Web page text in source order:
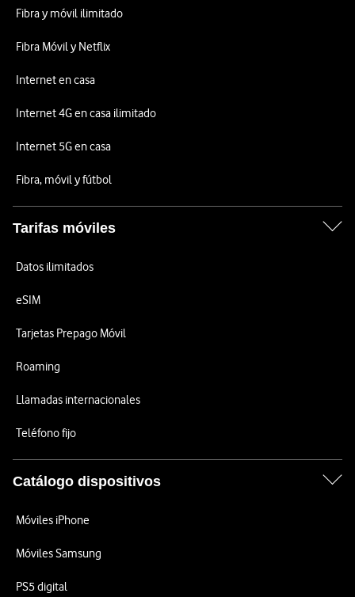
Fibra y móvil ilimitado
Fibra Móvil y Netflix
Internet en casa
Internet 4G en casa ilimitado
Internet 5G en casa
Fibra, móvil y fútbol
Tarifas móviles
Datos ilimitados
eSIM
Tarjetas Prepago Móvil
Roaming
Llamadas internacionales
Teléfono fijo
Catálogo dispositivos
Móviles iPhone
Móviles Samsung
PS5 digital